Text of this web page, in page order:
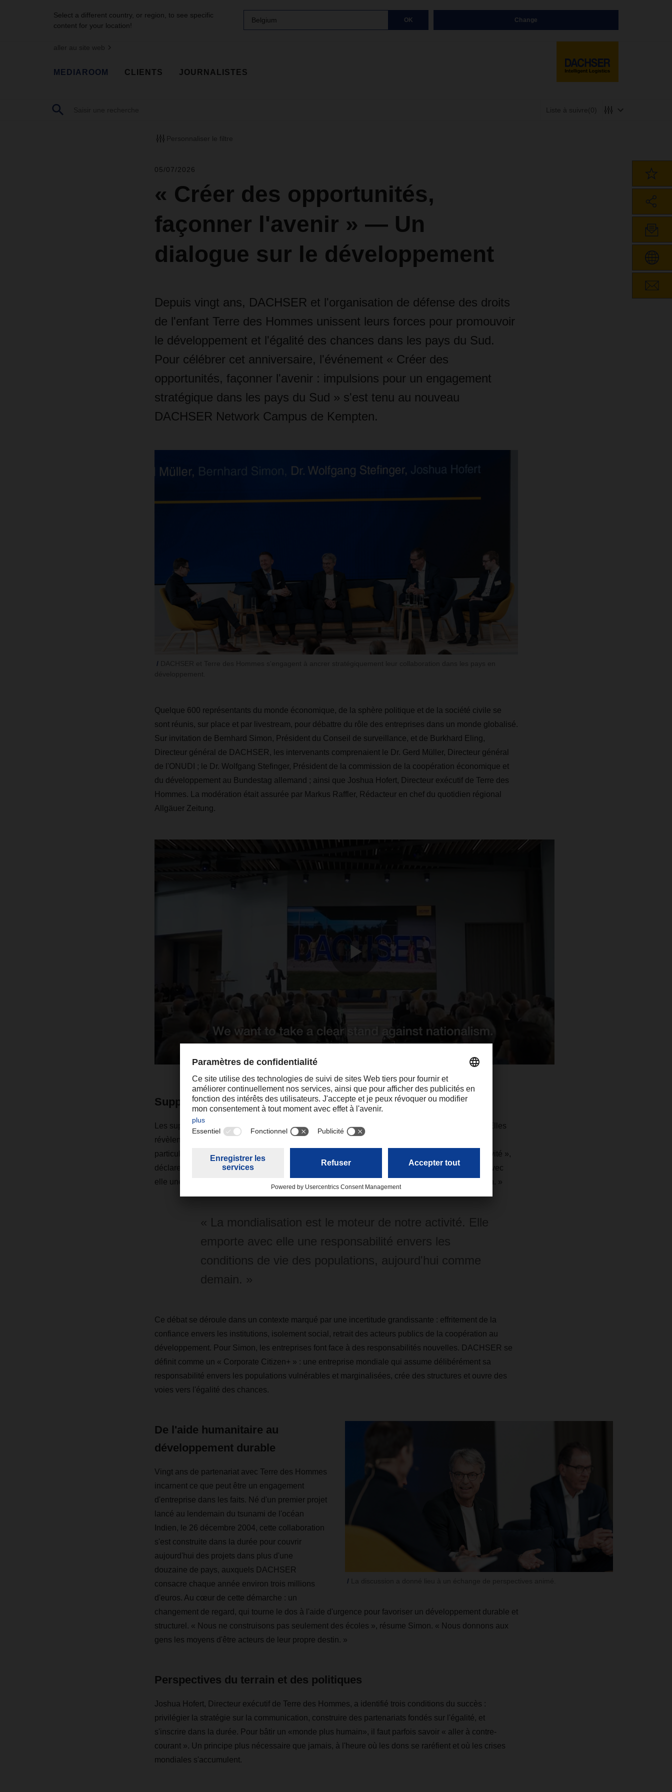
Select a different country, or region, to see specific
content for your location!
Belgium OK Change
aller au site web
MEDIAROOM CLIENTS JOURNALISTES
Liste à suivre(0)
Personnaliser le filtre
05/07/2026
« Créer des opportunités,
façonner l'avenir » — Un
dialogue sur le développement
Depuis vingt ans, DACHSER et l'organisation de défense des droits
de l'enfant Terre des Hommes unissent leurs forces pour promouvoir
le développement et l'égalité des chances dans les pays du Sud.
Pour célébrer cet anniversaire, l'événement « Créer des
opportunités, façonner l'avenir : impulsions pour un engagement
stratégique dans les pays du Sud » s'est tenu au nouveau
DACHSER Network Campus de Kempten.
Quelque 600 représentants du monde économique, de la sphère politique et de la société civile se
sont réunis, sur place et par livestream, pour débattre du rôle des entreprises dans un monde globalisé.
Sur invitation de Bernhard Simon, Président du Conseil de surveillance, et de Burkhard Eling,
Directeur général de DACHSER, les intervenants comprenaient le Dr. Gerd Müller, Directeur général
de l'ONUDI ; le Dr. Wolfgang Stefinger, Président de la commission de la coopération économique et
du développement au Bundestag allemand ; ainsi que Joshua Hofert, Directeur exécutif de Terre des
Hommes. La modération était assurée par Markus Raffler, Rédacteur en chef du quotidien régional
Allgäuer Zeitung.
Supply chains : entre mondialisation et responsabilité
Les supply chains mondiales structurent notre quotidien et fondent nos activités économiques. Elles
révèlent aussi le lien indissociable entre performance économique et responsabilité sociale,
particulièrement dans le secteur de la logistique. « La mondialisation est le moteur de notre activité »,
déclare Bernhard Simon, Président du Conseil de surveillance de DACHSER. « Elle emporte avec
elle une responsabilité envers les conditions de vie des populations, aujourd'hui comme demain. »
« La mondialisation est le moteur de notre activité. Elle
emporte avec elle une responsabilité envers les
conditions de vie des populations, aujourd'hui comme
demain. »
Ce débat se déroule dans un contexte marqué par une incertitude grandissante : effritement de la
confiance envers les institutions, isolement social, retrait des acteurs publics de la coopération au
développement. Pour Simon, les entreprises font face à des responsabilités nouvelles. DACHSER se
définit comme un « Corporate Citizen+ » : une entreprise mondiale qui assume délibérément sa
responsabilité envers les populations vulnérables et marginalisées, crée des structures et ouvre des
voies vers l'égalité des chances.
De l'aide humanitaire au
développement durable
Vingt ans de partenariat avec Terre des Hommes
incarnent ce que peut être un engagement
d'entreprise dans les faits. Né d'un premier projet
lancé au lendemain du tsunami de l'océan
Indien, le 26 décembre 2004, cette collaboration
s'est construite dans la durée pour couvrir
aujourd'hui des projets dans plus d'une
douzaine de pays, auxquels DACHSER
consacre chaque année environ trois millions
d'euros. Au cœur de cette démarche : un
changement de regard, qui tourne le dos à l'aide d'urgence pour favoriser un développement durable et
structurel. « Nous ne construisons pas seulement des écoles », résume Simon. « Nous donnons aux
gens les moyens d'être acteurs de leur propre destin. »
Perspectives du terrain et des politiques
Joshua Hofert, Directeur exécutif de Terre des Hommes, a identifié trois conditions du succès :
privilégier la stratégie sur la communication, construire des partenariats fondés sur l'égalité, et
s'inscrire dans la durée. Pour bâtir un «monde plus humain», il faut parfois savoir « aller à contre-
courant ». Un principe plus nécessaire que jamais, à l'heure où les dons se raréfient et où les crises
mondiales s'accumulent.